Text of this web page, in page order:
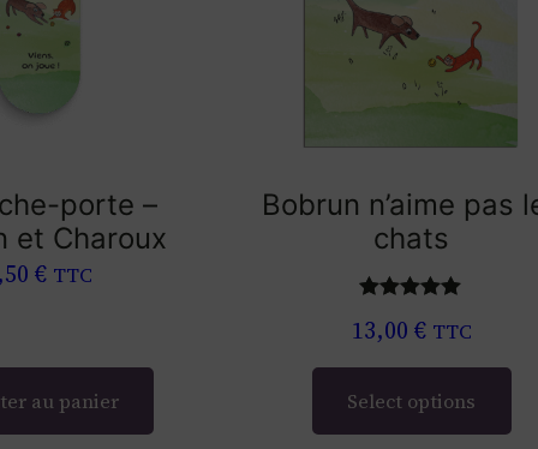
t
C
r
u
porte –
et Charoux
€ TTC
au panier
Bobrun n’aime pas
chats
Note5.00
sur 5
13,00 € TTC
Select options